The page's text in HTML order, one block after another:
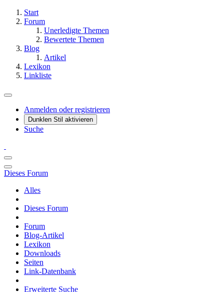
Start
Forum
Unerledigte Themen
Bewertete Themen
Blog
Artikel
Lexikon
Linkliste
Anmelden oder registrieren
Dunklen Stil aktivieren
Suche
Dieses Forum
Alles
Dieses Forum
Forum
Blog-Artikel
Lexikon
Downloads
Seiten
Link-Datenbank
Erweiterte Suche